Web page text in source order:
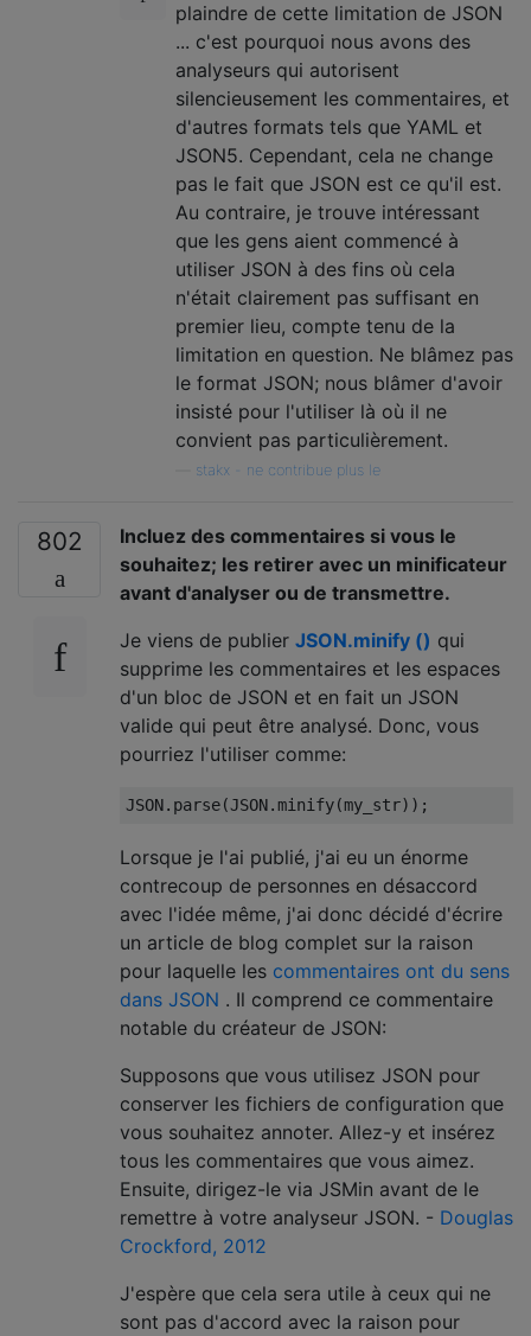
plaindre de cette limitation de JSON
... c'est pourquoi nous avons des
analyseurs qui autorisent
silencieusement les commentaires, et
d'autres formats tels que YAML et
JSON5. Cependant, cela ne change
pas le fait que JSON est ce qu'il est.
Au contraire, je trouve intéressant
que les gens aient commencé à
utiliser JSON à des fins où cela
n'était clairement pas suffisant en
premier lieu, compte tenu de la
limitation en question. Ne blâmez pas
le format JSON; nous blâmer d'avoir
insisté pour l'utiliser là où il ne
convient pas particulièrement.
stakx - ne contribue plus le
802
Incluez des commentaires si vous le
souhaitez; les retirer avec un minificateur
avant d'analyser ou de transmettre.
Je viens de publier JSON.minify () qui
supprime les commentaires et les espaces
d'un bloc de JSON et en fait un JSON
valide qui peut être analysé. Donc, vous
pourriez l'utiliser comme:
JSON. parse(JSON.minify(my_str));
Lorsque je l'ai publié, j'ai eu un énorme
contrecoup de personnes en désaccord
avec l'idée même, j'ai donc décidé d'écrire
un article de blog complet sur la raison
pour laquelle les commentaires ont du sens
dans JSON . Il comprend ce commentaire
notable du créateur de JSON:
Supposons que vous utilisez JSON pour
conserver les fichiers de configuration que
vous souhaitez annoter. Allez-y et insérez
tous les commentaires que vous aimez.
Ensuite, dirigez-le via JSMin avant de le
remettre à votre analyseur JSON. - Douglas
Crockford, 2012
J'espère que cela sera utile à ceux qui ne
sont pas d'accord avec la raison pour